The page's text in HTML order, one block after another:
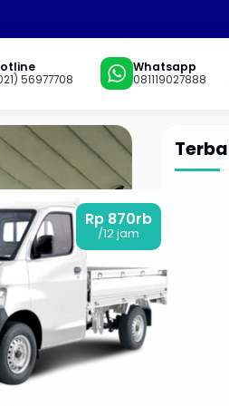
56977708
Whatsapp
081119027888
Rp 870rb
/12 jam